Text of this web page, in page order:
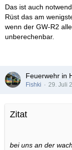
Das ist auch
Rüst das am
wenn der GW-R2
unberechenbar.
Feuerwehr in
Fishki 29. Juli
Zitat
bei uns an der